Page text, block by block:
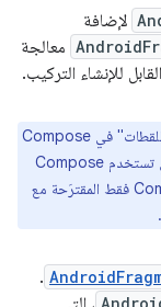
لإضافة
معالجة
للإنشاء التركيب.
لا يتم تضمين الرموز البرمجية الحالية لـ "اللقطات" في Compose
إلا أثناء عملية النقل التدريجية. بالنسبة إلى التطبيقات التي تستخدم Compose
فقط، لا تستخدِم الفئات المجزّأة، بل استخدِم بنية Compose فقط المقترَحة مع
.